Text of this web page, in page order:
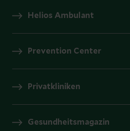
Helios Ambulant
Prevention Center
Privatkliniken
Gesundheitsmagazin